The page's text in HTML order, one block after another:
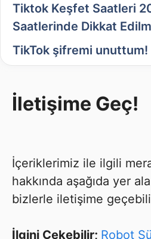
Tiktok Keşfet Saatleri
Saatlerinde Dikkat
TikTok şifremi unuttum!
İletişime Geç!
İçeriklerimiz ile ilgili
hakkında aşağıda yer
bizlerle iletişime
İlgini Çekebilir; Robot